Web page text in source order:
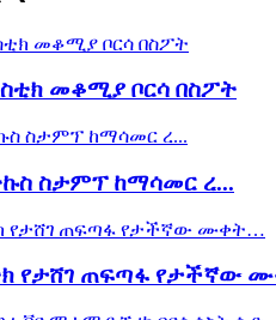
መቆሚያ ቦርሳ በስፖት
ስታምፕ ከማሳመር ረ...
የታሸገ ጠፍጣፋ የታችኛው